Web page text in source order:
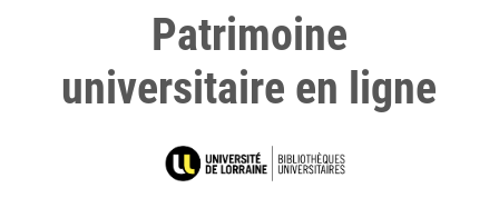
Patrimoine
universitaire en ligne